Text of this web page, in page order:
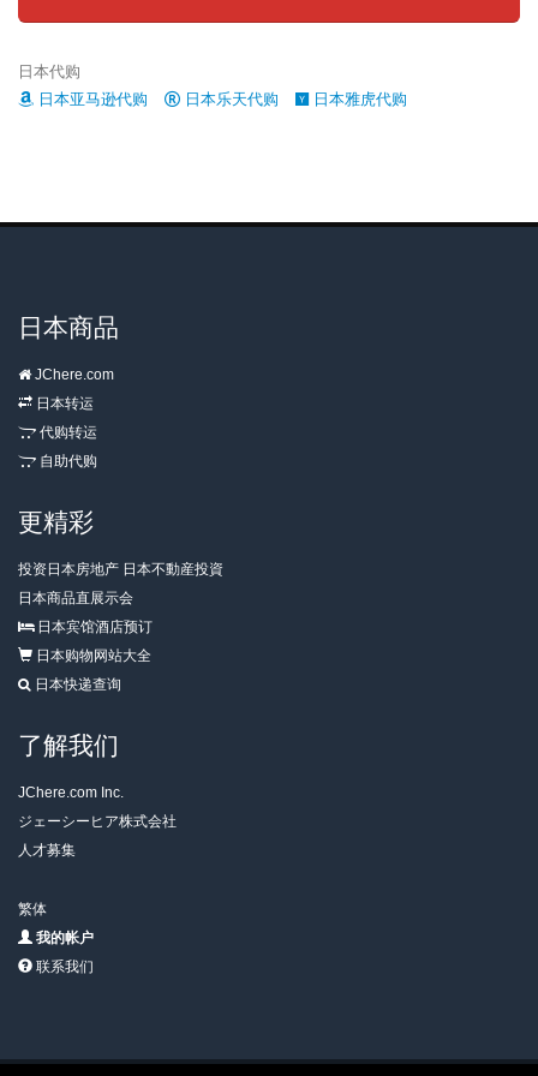
日本代购
日本亚马逊代购
日本乐天代购 日本雅虎代购
日本商品
JChere.com
日本转运
代购转运
自助代购
更精彩
投资日本房地产 日本不動産投資
日本商品直展示会
日本宾馆酒店预订
日本购物网站大全
日本快递查询
了解我们
JChere.com Inc.
ジェーシーヒア株式会社
人才募集
繁体
我的帐户
联系我们